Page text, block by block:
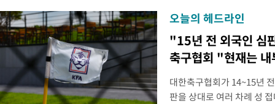
오늘의 헤드라인
"15년 전 외국인 심
축구협회 "현재는
대한축구협회가 14~15년
판을 상대로 여러 차례 성